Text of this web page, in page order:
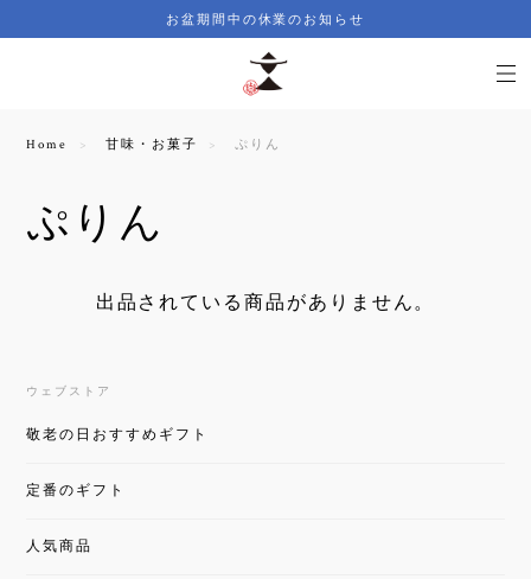
お盆期間中の休業のお知らせ
Home 甘味・お菓子 ぷりん
ぷりん
出品されている商品がありません。
ウェブストア
敬老の日おすすめギフト
定番のギフト
人気商品